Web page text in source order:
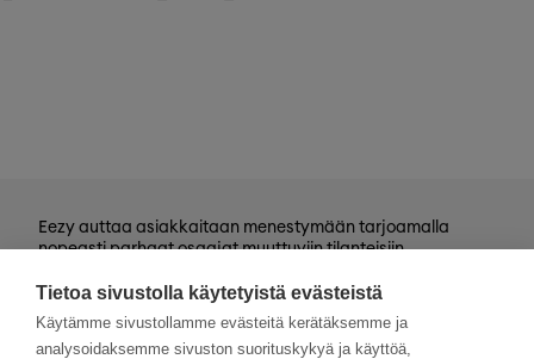
Eezy auttaa asiakkaitaan menestymään tarjoamalla
nopeasti parhaat osaajat muuttuviin tilanteisiin
kevytyrittäjyys ja muut työelämän
asiantuntijapalvelumme tarjoavat monipuolisimmat keinot
työn ja tekijöiden kohtaamiseen.
Tietoa sivustolla käytetyistä evästeistä
Käytämme sivustollamme evästeitä kerätäksemme ja
analysoidaksemme sivuston suorituskykyä ja käyttöä,